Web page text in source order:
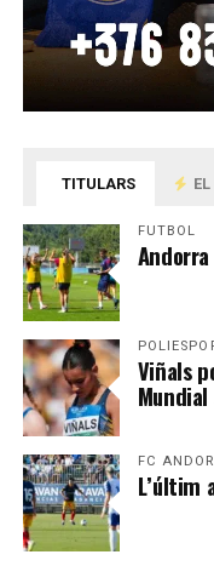
TITULARS
FUTBOL
Viñals
FC
L’últim